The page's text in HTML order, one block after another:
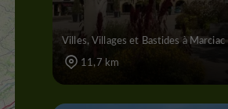
Villes, Villages et Bastides à Marciac
11,7 km